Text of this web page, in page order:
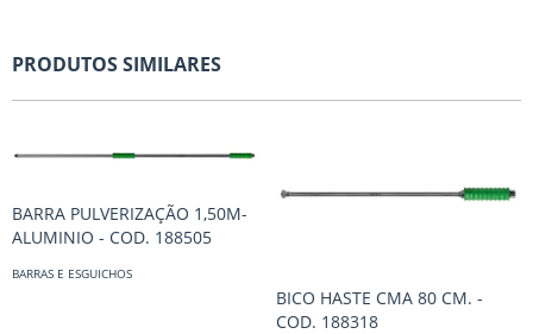
PRODUTOS SIMILARES
BARRA PULVERIZAÇÃO 1,50M-
ALUMINIO - COD. 188505
BARRAS E ESGUICHOS
BICO HASTE CMA 80 CM. -
COD. 188318